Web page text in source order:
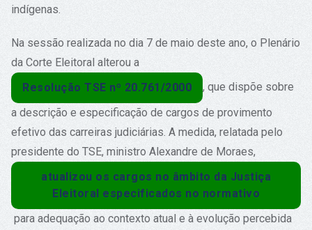
indígenas.
Na sessão realizada no dia 7 de maio deste ano, o Plenário
da Corte Eleitoral alterou a
Resolução TSE nº 20.761/2000
, que dispõe sobre
a descrição e especificação de cargos de provimento
efetivo das carreiras judiciárias. A medida, relatada pelo
presidente do TSE, ministro Alexandre de Moraes,
atualizou os cargos no âmbito da Justiça
Eleitoral especificados no normativo
para adequação ao contexto atual e à evolução percebida